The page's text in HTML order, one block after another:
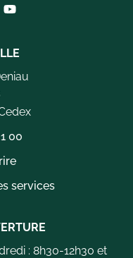
Facebook
le compte Instagram
vers le compte Linkedin
Lien vers la chaîne
00
services
: 8h30-12h30 et